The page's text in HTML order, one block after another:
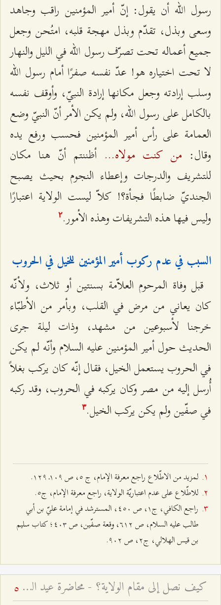
رسول الله أن يقول: إنّ أمير المؤمنين راقب وجاهد
وسعى وبذل، تقدّم وبذل مهجة قلبه، امتُحن وجعل
جميع أعماله تحت تصرّف رسول الله في الليل والنهار
لا تحت اختياره هو! عدّ نفسه صفرًا أمام رسول الله
وسلب إرادته وجعل مكانها إرادة النبيّ، وأوقف نفسه
بالكامل على رسول الله، ولم يكن الأمر أنّ النبيّ وضع
العمامة على رأس أمير المؤمنين فحسب ورفع يده
وقال: من كنت مولاه… أظننتم أنّ هنا مكان
للتشريف والدرجات وإعطاء النجوم بحيث يصبح
الجنديّ ضابطًا فجأة؟! كلاّ ليست الولاية اعتبارًا
وليس فيها هذه التشريفات وهذه الأمور.٢
السبب في عدم ركوب أمير المؤمنين للخيل في الحروب
قبل وفاة المرحوم العلاّمة بسنتين أو ثلاث، ولأنّه
كان يعاني من مرض في القلب، وبأمر من الأطبّاء
خرجنا لأسبوعين من مشهد، وذات ليلة جرى
الحديث حول أمير المؤمنين عليه السلام وأنّه لم يكن
في الحروب يستعمل الخيل، فقال إنّه كان يركب بغلاً
أُرسل إليه من مصر وكان يركبه في الحروب، وقد ركبه
في صفّين ولم يكن يركب الخيل.٣
لمزيد من الاطّلاع راجع معرفة الإمام، ج ٥، ص ۱۰٩ـ ۱٢٩.
للاطّلاع على عدم اعتباريّة الولاية، راجع معرفة الإمام، ج٥.
راجع الكافي، ج۱، ص ٤٥۰، المسترشد في إمامة عليّ بن أبي
طالب عليه السلام، ص ٦۱٢، وقعة صفّين، ص ٤۰٣؛ كتاب سليم
بن قيس الهلالي، ج٢، ص ٩۰٢.
كيف نصل إلى مقام الولاية؟ - محاضرة عيد الغدير لعام ۱٤۲۵ هـ ق 5